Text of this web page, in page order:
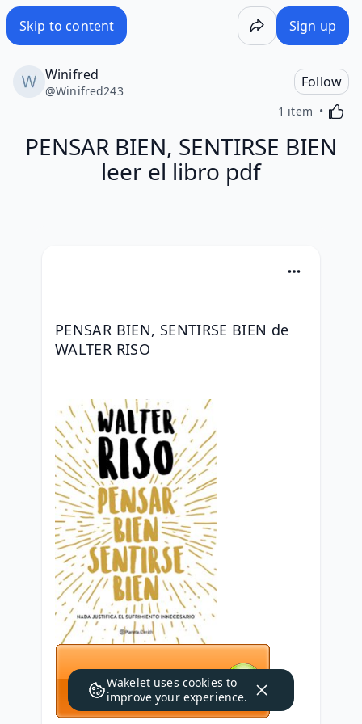
Skip to content Sign up
Winifred
@Winifred243
Follow
1 item
PENSAR BIEN, SENTIRSE BIEN
leer el libro pdf
PENSAR BIEN, SENTIRSE BIEN de
WALTER RISO
Wakelet uses cookies to
improve your experience.